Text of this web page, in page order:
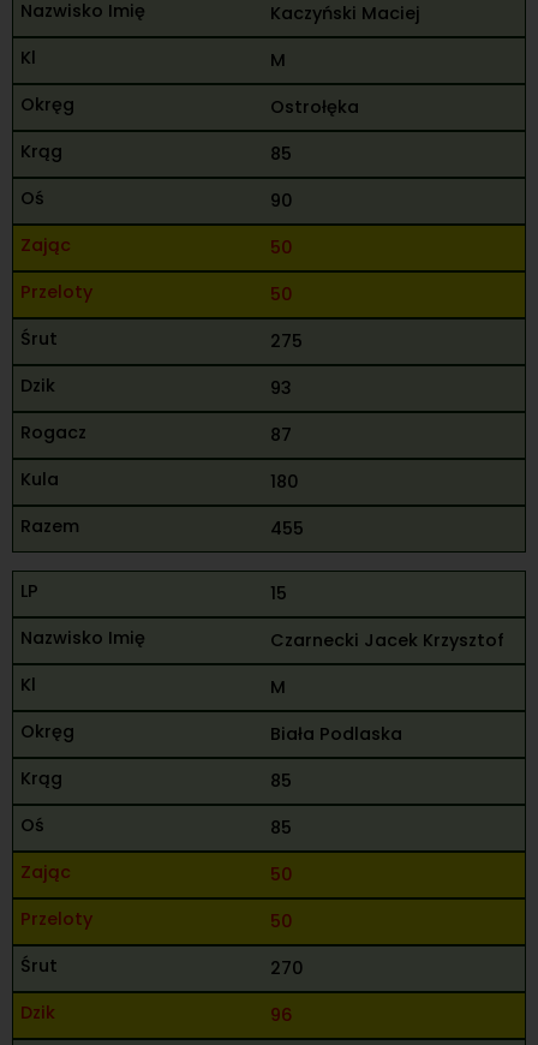
Kaczyński Maciej
M
Ostrołęka
85
90
50
50
275
93
87
180
455
15
Czarnecki Jacek Krzysztof
M
Biała Podlaska
85
85
50
50
270
96